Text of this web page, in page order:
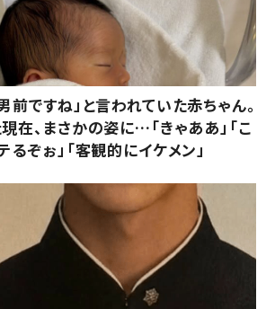
前ですね」と言われていた赤ちゃん。
在、まさかの姿に…「きゃああ」「こ
るぞぉ」「客観的にイケメン」